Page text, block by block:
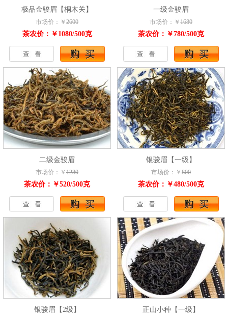
极品金骏眉【桐木关】
市场价：￥ 2600
茶农价：￥1080/500克
一级金骏眉
市场价：￥ 1680
茶农价：￥780/500克
二级金骏眉
市场价：￥ 1280
茶农价：￥520/500克
银骏眉【一级】
市场价：￥ 800
茶农价：￥480/500克
银骏眉【2级】 正山小种【一级】